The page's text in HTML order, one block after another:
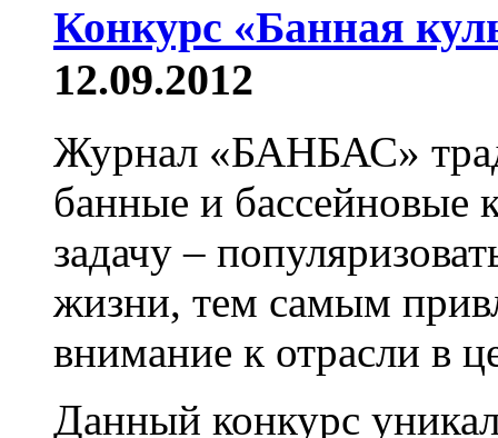
Конкурс «Банная
12.09.2012
Журнал «БАНБАС»
банные и бассейновые
задачу –
жизни, тем самым
внимание к отрасли в
Данный конкурс